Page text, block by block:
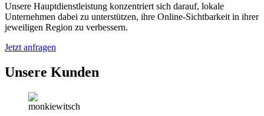
Unsere Hauptdienstleistung konzentriert sich darauf, lokale
Unternehmen dabei zu unterstützen, ihre Online-Sichtbarkeit in ihrer
jeweiligen Region zu verbessern.
Jetzt anfragen
Unsere Kunden